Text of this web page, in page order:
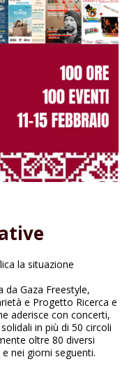
la situazione
da Gaza Freestyle,
e Progetto Ricerca e
aderisce con concerti,
in più di 50 circoli
oltre 80 diversi
nei giorni seguenti.